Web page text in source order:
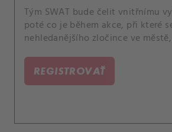
Tým SWAT bude čelit vnitřnímu
poté co je během akce, při které
nehledanějšího zločince ve
záležitostí zpochybňovat Hondovy
schopnosti.
REGISTROVAŤ